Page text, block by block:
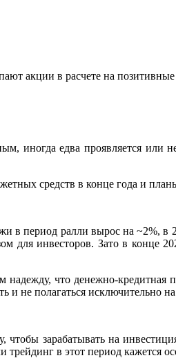
акции в расчете на
иногда едва проявляется или
средств в конце года и
в период ралли вырос на
инвесторов. Зато в конце
что денежно-кредитная
и не полагаться исключительно
зарабатывать на
в этот период кажется